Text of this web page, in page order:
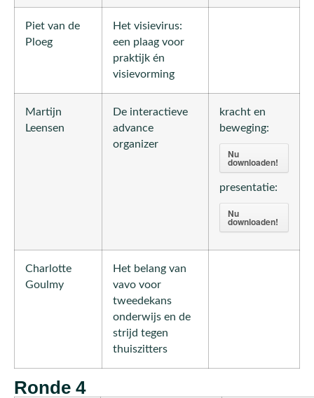
Piet van de
Ploeg
Het visievirus:
een plaag voor
praktijk én
visievorming
Martijn
Leensen
De interactieve
advance
organizer
kracht en
beweging:
Nu
downloaden!
presentatie:
Nu
downloaden!
Charlotte
Goulmy
Het belang van
vavo voor
tweedekans
onderwijs en de
strijd tegen
thuiszitters
Ronde 4